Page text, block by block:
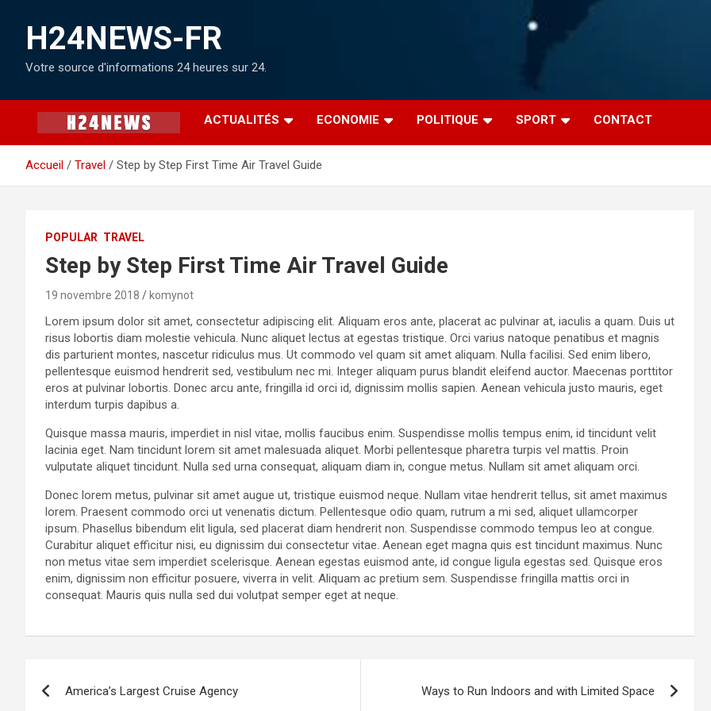
H24NEWS-FR
Votre source d'informations 24 heures sur 24.
ACTUALITÉS ECONOMIE POLITIQUE SPORT CONTACT
Accueil Travel Step by Step First Time Air Travel Guide
POPULAR TRAVEL
Step by Step First Time Air Travel Guide
19 novembre 2018 komynot
Lorem ipsum dolor sit amet, consectetur adipiscing elit. Aliquam eros ante, placerat ac pulvinar at, iaculis a quam. Duis ut
risus lobortis diam molestie vehicula. Nunc aliquet lectus at egestas tristique. Orci varius natoque penatibus et magnis
dis parturient montes, nascetur ridiculus mus. Ut commodo vel quam sit amet aliquam. Nulla facilisi. Sed enim libero,
pellentesque euismod hendrerit sed, vestibulum nec mi. Integer aliquam purus blandit eleifend auctor. Maecenas porttitor
eros at pulvinar lobortis. Donec arcu ante, fringilla id orci id, dignissim mollis sapien. Aenean vehicula justo mauris, eget
interdum turpis dapibus a.
Quisque massa mauris, imperdiet in nisl vitae, mollis faucibus enim. Suspendisse mollis tempus enim, id tincidunt velit
lacinia eget. Nam tincidunt lorem sit amet malesuada aliquet. Morbi pellentesque pharetra turpis vel mattis. Proin
vulputate aliquet tincidunt. Nulla sed urna consequat, aliquam diam in, congue metus. Nullam sit amet aliquam orci.
Donec lorem metus, pulvinar sit amet augue ut, tristique euismod neque. Nullam vitae hendrerit tellus, sit amet maximus
lorem. Praesent commodo orci ut venenatis dictum. Pellentesque odio quam, rutrum a mi sed, aliquet ullamcorper
ipsum. Phasellus bibendum elit ligula, sed placerat diam hendrerit non. Suspendisse commodo tempus leo at congue.
Curabitur aliquet efficitur nisi, eu dignissim dui consectetur vitae. Aenean eget magna quis est tincidunt maximus. Nunc
non metus vitae sem imperdiet scelerisque. Aenean egestas euismod ante, id congue ligula egestas sed. Quisque eros
enim, dignissim non efficitur posuere, viverra in velit. Aliquam ac pretium sem. Suspendisse fringilla mattis orci in
consequat. Mauris quis nulla sed dui volutpat semper eget at neque.
America’s Largest Cruise Agency Ways to Run Indoors and with Limited Space